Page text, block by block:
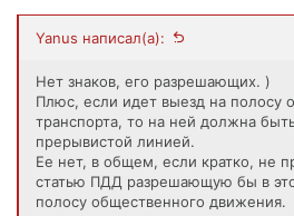
Yanus написал(а):
Нет знаков, его разрешающих. )
Плюс, если идет выезд на полосу
транспорта, то на ней должна
прерывистой линией.
Ее нет, в общем, если кратко, не
статью ПДД разрешающую бы в
полосу общественного движения.